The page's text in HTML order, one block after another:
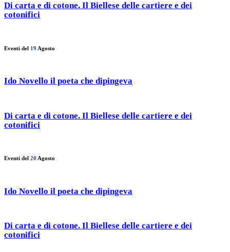
Di carta e di cotone. Il Biellese delle cartiere e dei
cotonifici
Eventi del 19 Agosto
Ido Novello il poeta che dipingeva
Di carta e di cotone. Il Biellese delle cartiere e dei
cotonifici
Eventi del 20 Agosto
Ido Novello il poeta che dipingeva
Di carta e di cotone. Il Biellese delle cartiere e dei
cotonifici